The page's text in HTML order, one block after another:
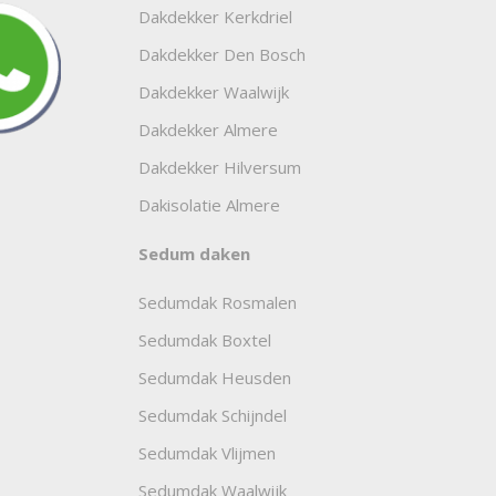
Dakdekker Kerkdriel
Dakdekker Den Bosch
Dakdekker Waalwijk
Dakdekker Almere
Dakdekker Hilversum
Dakisolatie Almere
Sedum daken
Sedumdak Rosmalen
Sedumdak Boxtel
Sedumdak Heusden
Sedumdak Schijndel
Sedumdak Vlijmen
Sedumdak Waalwijk